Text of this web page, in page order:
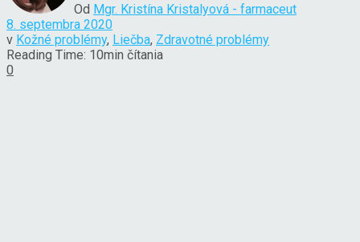
Od Mgr. Kristína Kristalyová - farmaceut
8. septembra 2020
v Kožné problémy, Liečba, Zdravotné problémy
Reading Time: 10min čítania
0